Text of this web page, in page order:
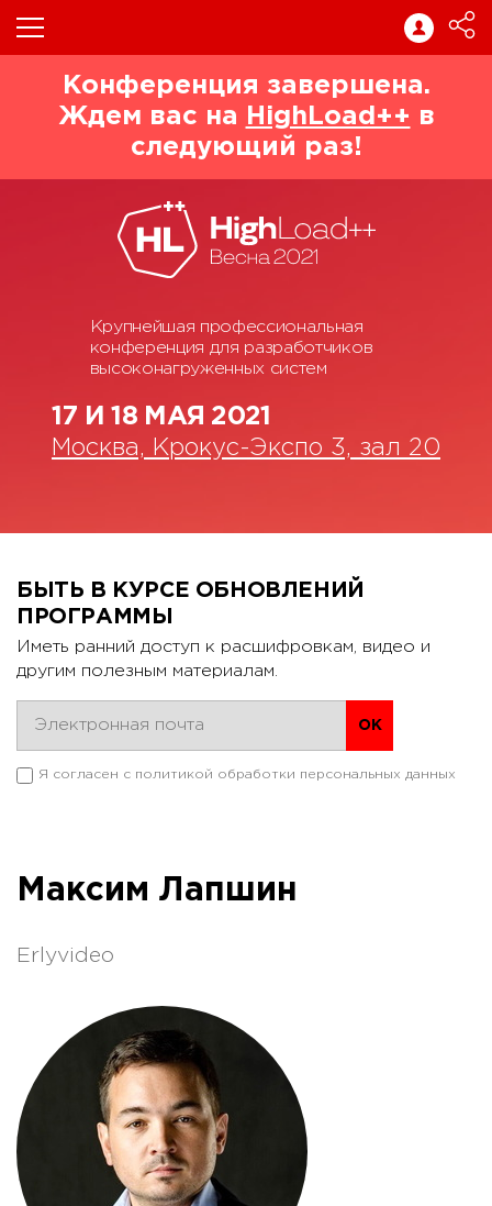
Конференция завершена.
Ждем вас на
HighLoad++ в
следующий раз!
Крупнейшая профессиональная
конференция для разработчиков
высоконагруженных систем
17 И 18 МАЯ 2021
Москва, Крокус-Экспо 3, зал 20
Максим Лапшин
Erlyvideo
БЫТЬ В КУРСЕ ОБНОВЛЕНИЙ
ПРОГРАММЫ
Иметь ранний доступ к расшифровкам, видео и
другим полезным материалам.
Я согласен с политикой обработки персональных данных